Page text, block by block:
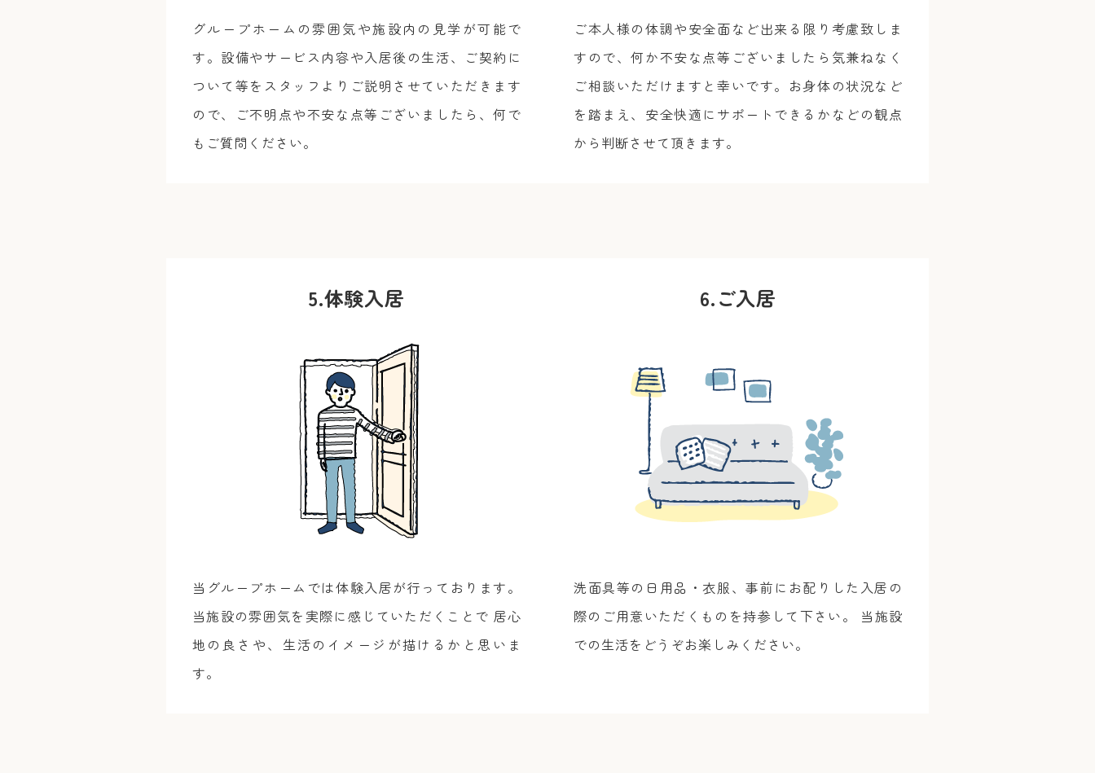
グループホームの雰囲気や施設内の見学が可能で
す。設備やサービス内容や入居後の生活、ご契約に
ついて等をスタッフよりご説明させていただきます
ので、ご不明点や不安な点等ございましたら、何で
もご質問ください。
ご本人様の体調や安全面など出来る限り考慮致しま
すので、何か不安な点等ございましたら気兼ねなく
ご相談いただけますと幸いです。お身体の状況など
を踏まえ、安全快適にサポートできるかなどの観点
から判断させて頂きます。
5.体験入居
当グループホームでは体験入居が行っております。
当施設の雰囲気を実際に感じていただくことで 居心
地の良さや、生活のイメージが描けるかと思いま
す。
6.ご入居
洗面具等の日用品・衣服、事前にお配りした入居の
際のご用意いただくものを持参して下さい。 当施設
での生活をどうぞお楽しみください。